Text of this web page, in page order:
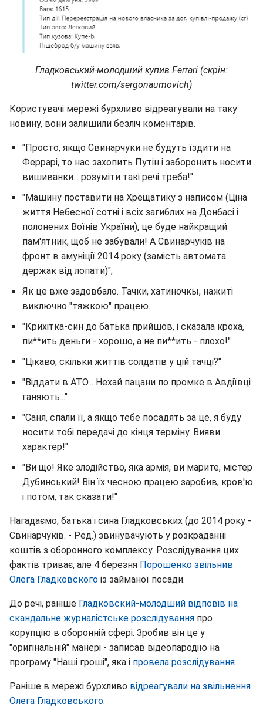
Гладковський-молодший купив Ferrari (скрін:
twitter.com/sergonaumovich)
Користувачі мережі бурхливо відреагували на таку
новину, вони залишили безліч коментарів.
"Просто, якщо Свинарчуки не будуть їздити на
Феррарі, то нас захопить Путін і заборонить носити
вишиванки... розуміти такі речі треба!"
"Машину поставити на Хрещатику з написом (Ціна
життя Небесної сотні і всіх загиблих на Донбасі і
полонених Воїнів України), це буде найкращий
пам'ятник, щоб не забували! А Свинарчуків на
фронт в амуніції 2014 року (замість автомата
держак від лопати)";
Як це вже задовбало. Тачки, хатиночкы, нажиті
виключно "тяжкою" працею.
"Крихітка-син до батька прийшов, і сказала кроха,
пи**ить деньги - хорошо, а не пи**ить - плохо!"
"Цікаво, скільки життів солдатів у цій тачці?"
"Віддати в АТО... Нехай пацани по промке в Авдіївці
ганяють..."
"Саня, спали її, а якщо тебе посадять за це, я буду
носити тобі передачі до кінця терміну. Вияви
характер!"
"Ви що! Яке злодійство, яка армія, ви марите, містер
Дубинський! Він їх чесною працею заробив, кров'ю
і потом, так сказати!"
Нагадаємо, батька і сина Гладковських (до 2014 року -
Свинарчуків. - Ред.) звинувачують у розкраданні
коштів з оборонного комплексу. Розслідування цих
фактів триває, але 4 березня Порошенко звільнив
Олега Гладковского із займаної посади.
До речі, раніше Гладковский-молодший відповів на
скандальне журналістське розслідування про
корупцію в оборонній сфері. Зробив він це у
"оригінальній" манері - записав відеопародію на
програму "Наші гроші", яка і провела розслідування.
Раніше в мережі бурхливо відреагували на звільнення
Олега Гладковського.